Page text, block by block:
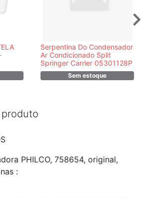
Serpentina Do Condensador
Ar Condicionado Split
Springer Carrier 05301128P
Sem estoque
PHILCO, 758654, original,
: